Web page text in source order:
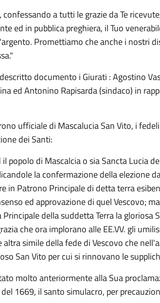
a tutti le grazie da Te
ed in pubblica preghiera, il Tuo
Promettiamo che anche i nostri
documento i Giurati : Agostino
ed Antonino Rapisarda (sindaco) in
ufficiale di Mascalucia San Vito, i
dei Santi:
il popolo di Mascalcia o sia Sancta Lucia
la confermazione della elezione
in Patrono Principale di detta terra
ed approvazione di quel Vescovo;
della suddetta Terra la gloriosa
che ora implorano alle EE.VV. gli
simile della fede di Vescovo che
San Vito per cui si rinnovano le
molto anteriormente alla Sua
1669, il santo simulacro, per